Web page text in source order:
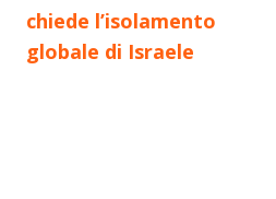
articoli
articolo:
chiede l’isolamento
globale di Israele